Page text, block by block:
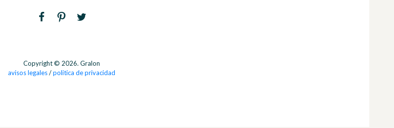
Copyright © 2026. Gralon
avisos legales/politica de privacidad